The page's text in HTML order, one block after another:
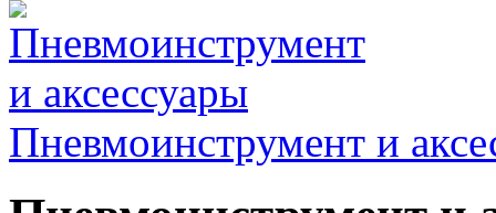
Пневмоинструмент и